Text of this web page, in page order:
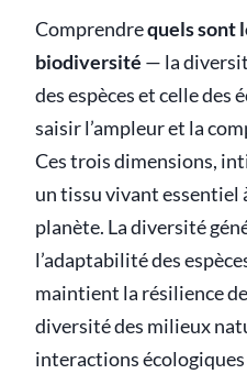
Comprendrequels sont
biodiversité — la
des espèces et celle des
saisir l’ampleur et la
Ces trois dimensions,
un tissu vivant essentiel
planète. La diversité
l’adaptabilité des
maintient la résilience
diversité des milieux
interactions